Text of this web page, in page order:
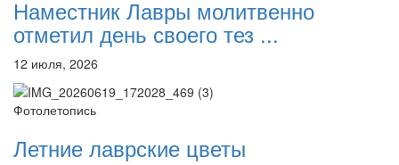
Наместник Лавры молитвенно
отметил день своего тез ...
12 июля, 2026
Фотолетопись
Летние лаврские цветы